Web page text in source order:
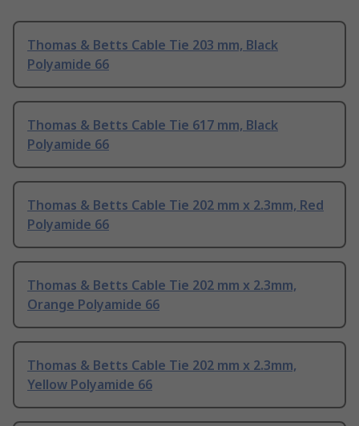
Thomas & Betts Cable Tie 203 mm, Black
Polyamide 66
Thomas & Betts Cable Tie 617 mm, Black
Polyamide 66
Thomas & Betts Cable Tie 202 mm x 2.3mm, Red
Polyamide 66
Thomas & Betts Cable Tie 202 mm x 2.3mm,
Orange Polyamide 66
Thomas & Betts Cable Tie 202 mm x 2.3mm,
Yellow Polyamide 66